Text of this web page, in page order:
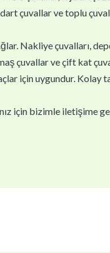
çuvallar ve toplu
Nakliye çuvalları,
çuvallar ve çift kat
için uygundur. Kolay
için bizimle iletişime